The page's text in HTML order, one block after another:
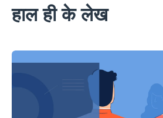
हाल ही के लेख